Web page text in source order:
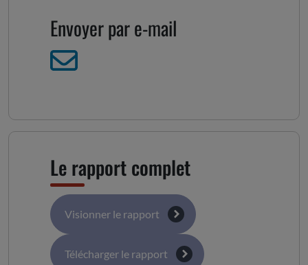
Envoyer par e-mail
Le rapport complet
Visionner le rapport
Télécharger le rapport